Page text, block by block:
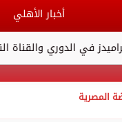
أخبار الأهلي
الدوري والقناة الناقلة
المصرية